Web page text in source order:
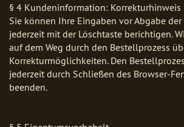
§ 4 Kundeninformation: Korrekturhinweis
Sie können Ihre Eingaben vor Abgabe
jederzeit mit der Löschtaste berichtigen.
auf dem Weg durch den Bestellprozess
Korrekturmöglichkeiten. Den
jederzeit durch Schließen des Browser-
beenden.